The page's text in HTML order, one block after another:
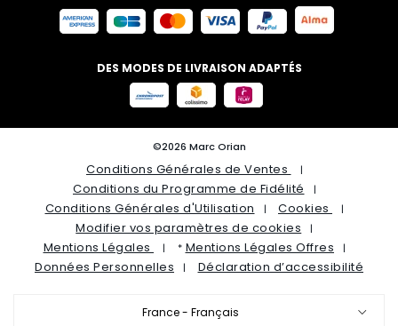
DES MODES DE LIVRAISON ADAPTÉS
©2026 Marc Orian
Conditions Générales de Ventes
Conditions du Programme de Fidélité
Conditions Générales d'Utilisation
Cookies
Modifier vos paramètres de cookies
Mentions Légales
* Mentions Légales Offres
Données Personnelles
Déclaration d’accessibilité
France - Français